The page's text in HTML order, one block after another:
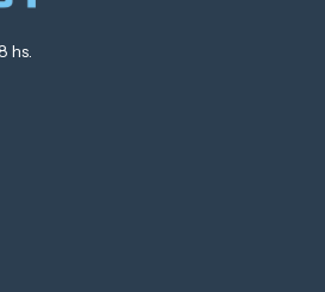
hs.